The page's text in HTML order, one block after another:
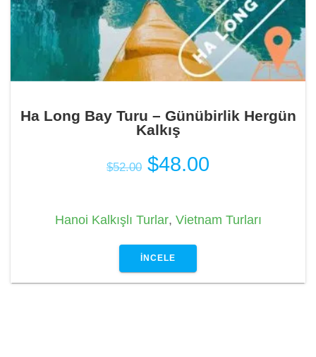
Ha Long Bay Turu – Günübirlik Hergün
Kalkış
$52.00 Orijinal
$52.00.
$48.00
fiyat:
Hanoi Kalkışlı Turlar, Vietnam Turları
İNCELE